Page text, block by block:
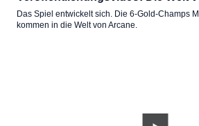
Das Spiel entwickelt sich. Die 6-Gold-Champs
kommen in die Welt von Arcane.